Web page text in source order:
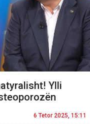
Ylli
6 Tetor 2025, 15:11